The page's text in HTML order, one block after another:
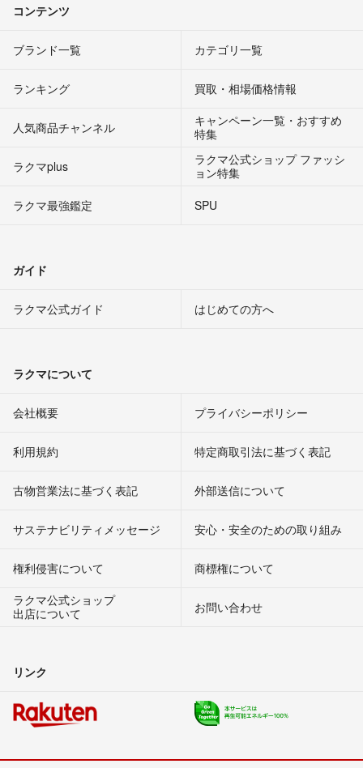
コンテンツ
ブランド一覧 カテゴリ一覧
ランキング 買取・相場価格情報
人気商品チャンネル
キャンペーン一覧・おすすめ
特集
ラクマplus
ラクマ公式ショップ ファッシ
ョン特集
ラクマ最強鑑定
SPU
ガイド
ラクマ公式ガイド はじめての方へ
ラクマについて
会社概要 プライバシーポリシー
利用規約 特定商取引法に基づく表記
古物営業法に基づく表記 外部送信について
サステナビリティメッセージ 安心・安全のための取り組み
権利侵害について
商標権について
ラクマ公式ショップ
出店について
お問い合わせ
リンク